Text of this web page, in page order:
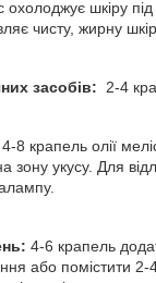
шкіру під
чисту, жирну
засобів: 2-4
8 крапель олії
зону укусу. Для
4-6 крапель
або помістити 2-